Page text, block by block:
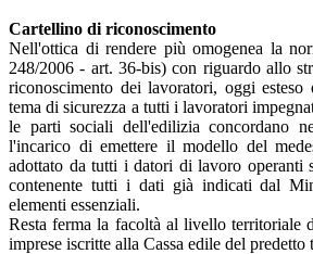
Cartellino di riconoscimento
Nell'ottica di rendere più omogenea la
248/2006 - art. 36-bis) con riguardo allo
riconoscimento dei lavoratori, oggi
tema di sicurezza a tutti i lavoratori
le parti sociali dell'edilizia concordano
l'incarico di emettere il modello del
adottato da tutti i datori di lavoro operanti
contenente tutti i dati già indicati dal
elementi essenziali.
Resta ferma la facoltà al livello territoriale
imprese iscritte alla Cassa edile del predetto